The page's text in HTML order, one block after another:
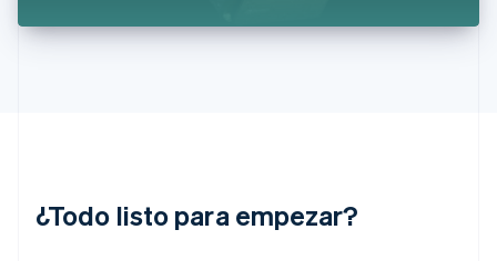
¿Todo listo para empezar?
India
Letonia
English